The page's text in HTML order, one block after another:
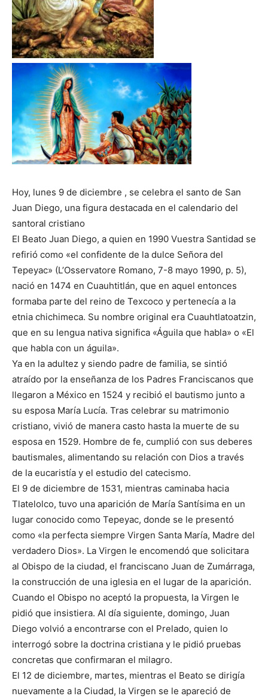
Hoy, lunes 9 de diciembre , se celebra el santo de San
Juan Diego, una figura destacada en el calendario del
santoral cristiano
El Beato Juan Diego, a quien en 1990 Vuestra Santidad se
refirió como «el confidente de la dulce Señora del
Tepeyac» (L’Osservatore Romano, 7-8 mayo 1990, p. 5),
nació en 1474 en Cuauhtitlán, que en aquel entonces
formaba parte del reino de Texcoco y pertenecía a la
etnia chichimeca. Su nombre original era Cuauhtlatoatzin,
que en su lengua nativa significa «Águila que habla» o «El
que habla con un águila».
Ya en la adultez y siendo padre de familia, se sintió
atraído por la enseñanza de los Padres Franciscanos que
llegaron a México en 1524 y recibió el bautismo junto a
su esposa María Lucía. Tras celebrar su matrimonio
cristiano, vivió de manera casto hasta la muerte de su
esposa en 1529. Hombre de fe, cumplió con sus deberes
bautismales, alimentando su relación con Dios a través
de la eucaristía y el estudio del catecismo.
El 9 de diciembre de 1531, mientras caminaba hacia
Tlatelolco, tuvo una aparición de María Santísima en un
lugar conocido como Tepeyac, donde se le presentó
como «la perfecta siempre Virgen Santa María, Madre del
verdadero Dios». La Virgen le encomendó que solicitara
al Obispo de la ciudad, el franciscano Juan de Zumárraga,
la construcción de una iglesia en el lugar de la aparición.
Cuando el Obispo no aceptó la propuesta, la Virgen le
pidió que insistiera. Al día siguiente, domingo, Juan
Diego volvió a encontrarse con el Prelado, quien lo
interrogó sobre la doctrina cristiana y le pidió pruebas
concretas que confirmaran el milagro.
El 12 de diciembre, martes, mientras el Beato se dirigía
nuevamente a la Ciudad, la Virgen se le apareció de